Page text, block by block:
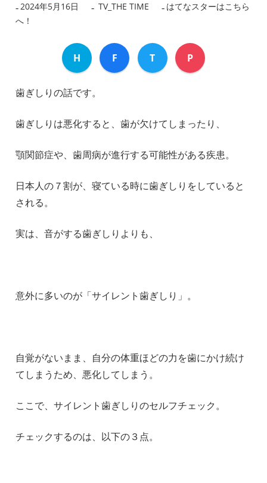
2024年5月16日 nanigoto
TV_THE TIME
はてなスターはこちら
へ！
H F T P
歯ぎしりの話です。
歯ぎしりは悪化すると、歯が欠けてしまったり、
顎関節症や、歯周病が進行する可能性がある疾患。
日本人の７割が、寝ている時に歯ぎしりをしていると
される。
実は、音がする歯ぎしりよりも、
意外に多いのが「サイレント歯ぎしり」。
自覚がないまま、自分の体重ほどの力を歯にかけ続け
てしまうため、悪化してしまう。
ここで、サイレント歯ぎしりのセルフチェック。
チェックするのは、以下の３点。